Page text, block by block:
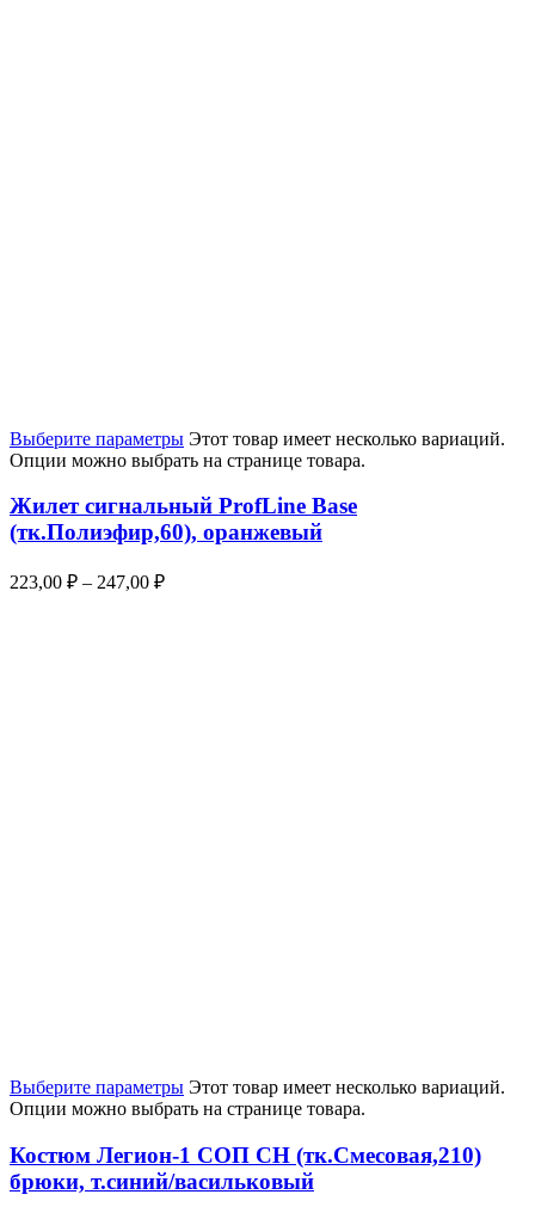
Выберите параметры Этот товар имеет несколько вариаций.
Опции можно выбрать на странице товара.
Жилет сигнальный ProfLine Base
(тк.Полиэфир,60), оранжевый
223,00 ₽ – 247,00 ₽
Выберите параметры Этот товар имеет несколько вариаций.
Опции можно выбрать на странице товара.
Костюм Легион-1 СОП CH (тк.Смесовая,210)
брюки, т.синий/васильковый